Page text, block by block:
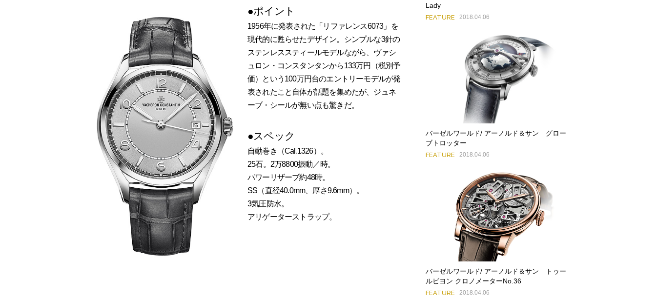
●ポイント
1956年に発表された「リファレンス6073」を
現代的に甦らせたデザイン。シンプルな3針の
ステンレススティールモデルながら、ヴァシ
ュロン・コンスタンタンから133万円（税別予
価）という100万円台のエントリーモデルが発
表されたこと自体が話題を集めたが、ジュネ
ーブ・シールが無い点も驚きだ。
●スペック
自動巻き（Cal.1326）。
25石。2万8800振動／時。
パワーリザーブ約48時。
SS（直径40.0mm、厚さ9.6mm）。
3気圧防水。
アリゲーターストラップ。
Lady
FEATURE 2018.04.06
バーゼルワールド/ アーノルド＆サン グロー
ブトロッター
FEATURE 2018.04.06
バーゼルワールド/ アーノルド＆サン トゥー
ルビヨン クロノメーターNo.36
FEATURE 2018.04.06